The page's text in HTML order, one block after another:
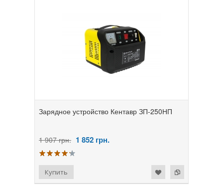
Зарядное устройство Кентавр ЗП-250НП
1 907 грн. 1 852 грн.